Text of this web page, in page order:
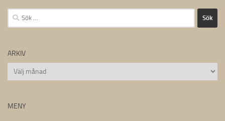
Sök
efter:
ARKIV
Arkiv
MENY